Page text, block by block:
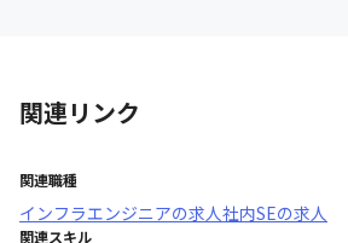
関連リンク
関連職種
インフラエンジニアの求人社内SEの求人
関連スキル